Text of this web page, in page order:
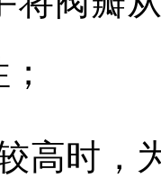
高时，